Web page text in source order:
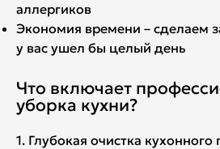
аллергиков
Экономия времени – сделаем
у вас ушел бы целый день
Что включает
уборка кухни?
1. Глубокая очистка кухонного